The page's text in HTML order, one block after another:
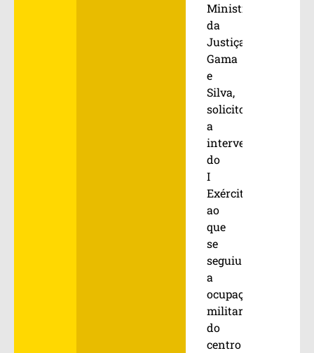
Ministro
da
Justiça,
Gama
e
Silva,
solicitou
a
intervenção
do
I
Exército,
ao
que
se
seguiu
a
ocupação
militar
do
centro